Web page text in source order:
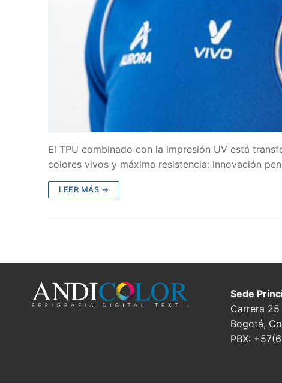
El TPU combinado con la impresión UV está
colores vivos y máxima resistencia: innovación
LEER MÁS →
Sede
Carrera
Bogotá,
PBX: